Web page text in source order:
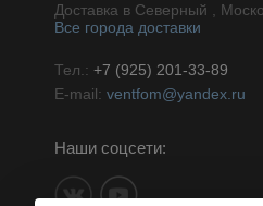
Доставка в Северный ,
Все города доставки
Тел.: +7 (925) 201-33-89
E-mail: ventfom@yandex.ru
Наши соцсети: